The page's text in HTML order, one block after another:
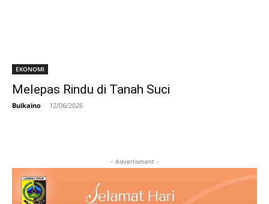
EKONOMI
Melepas Rindu di Tanah Suci
Bulkaino - 12/06/2026
- Advertisment -